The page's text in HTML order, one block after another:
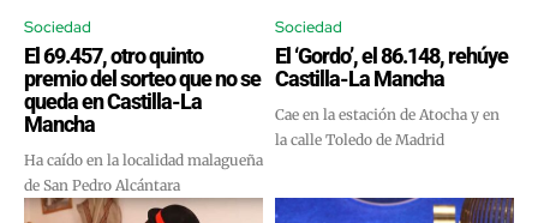
Sociedad
El 69.457, otro quinto
premio del sorteo que no se
queda en Castilla-La
Mancha
Ha caído en la localidad malagueña
de San Pedro Alcántara
Sociedad
El ‘Gordo’, el 86.148, rehúye
Castilla-La Mancha
Cae en la estación de Atocha y en
la calle Toledo de Madrid